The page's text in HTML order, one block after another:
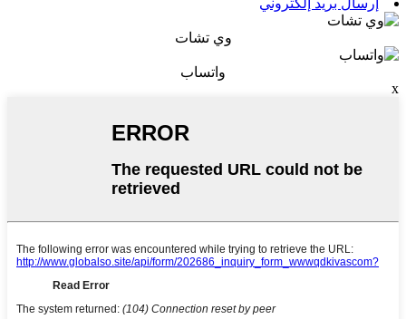
إرسال بريد إلكتروني
وي تشات
واتساب
x